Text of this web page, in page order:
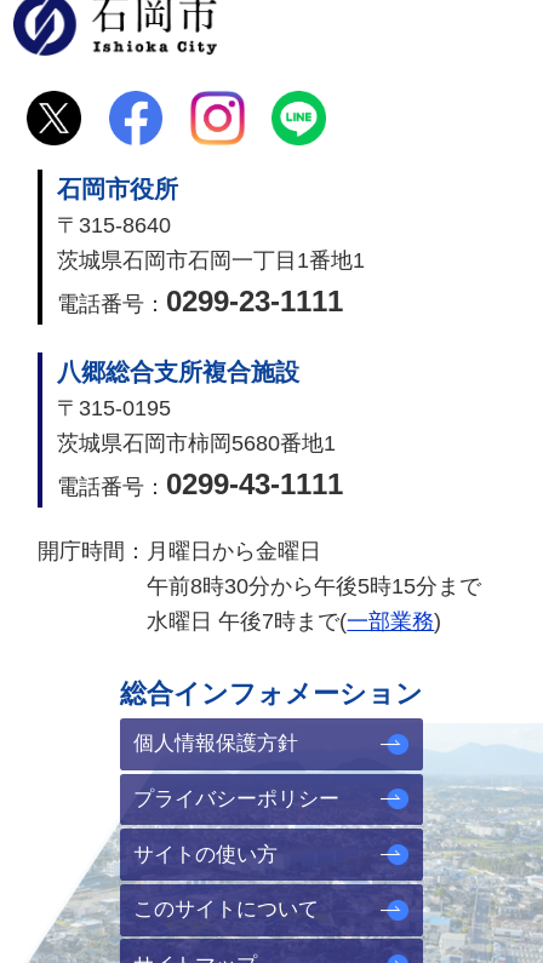
石岡市役所
〒315-8640
茨城県石岡市石岡一丁目1番地1
電話番号： 0299-23-1111
八郷総合支所複合施設
〒315-0195
茨城県石岡市柿岡5680番地1
電話番号： 0299-43-1111
開庁時間： 月曜日から金曜日
午前8時30分から午後5時15分まで
水曜日 午後7時まで(一部業務)
総合インフォメーション
個人情報保護方針
プライバシーポリシー
サイトの使い方
このサイトについて